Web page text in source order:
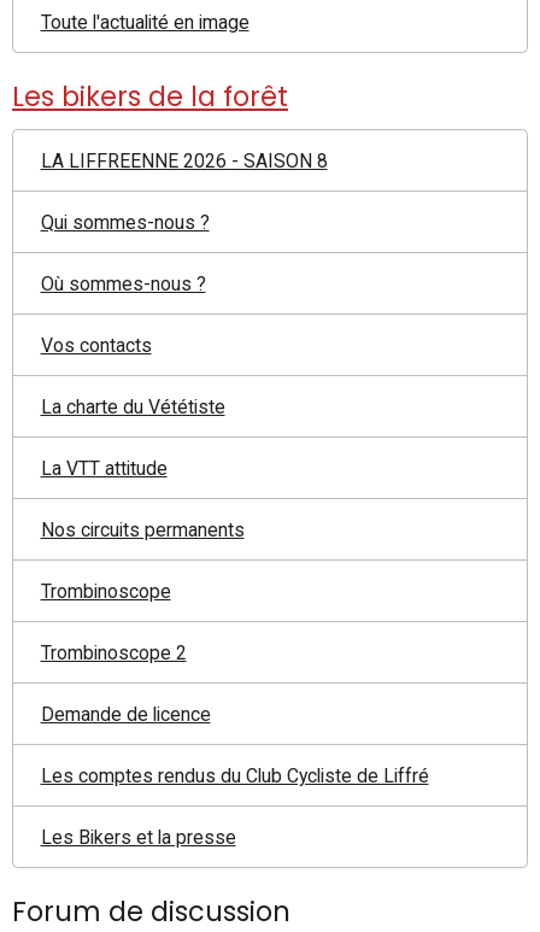
Toute l'actualité en image
Les bikers de la forêt
LA LIFFREENNE 2026 - SAISON 8
Qui sommes-nous ?
Où sommes-nous ?
Vos contacts
La charte du Vététiste
La VTT attitude
Nos circuits permanents
Trombinoscope
Trombinoscope 2
Demande de licence
Les comptes rendus du Club Cycliste de Liffré
Les Bikers et la presse
Forum de discussion